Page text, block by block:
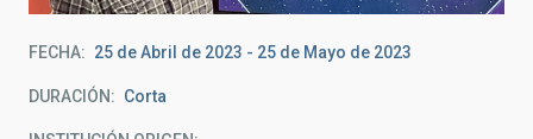
FECHA 25 de Abril de 2023 - 25 de Mayo de 2023
DURACIÓN Corta